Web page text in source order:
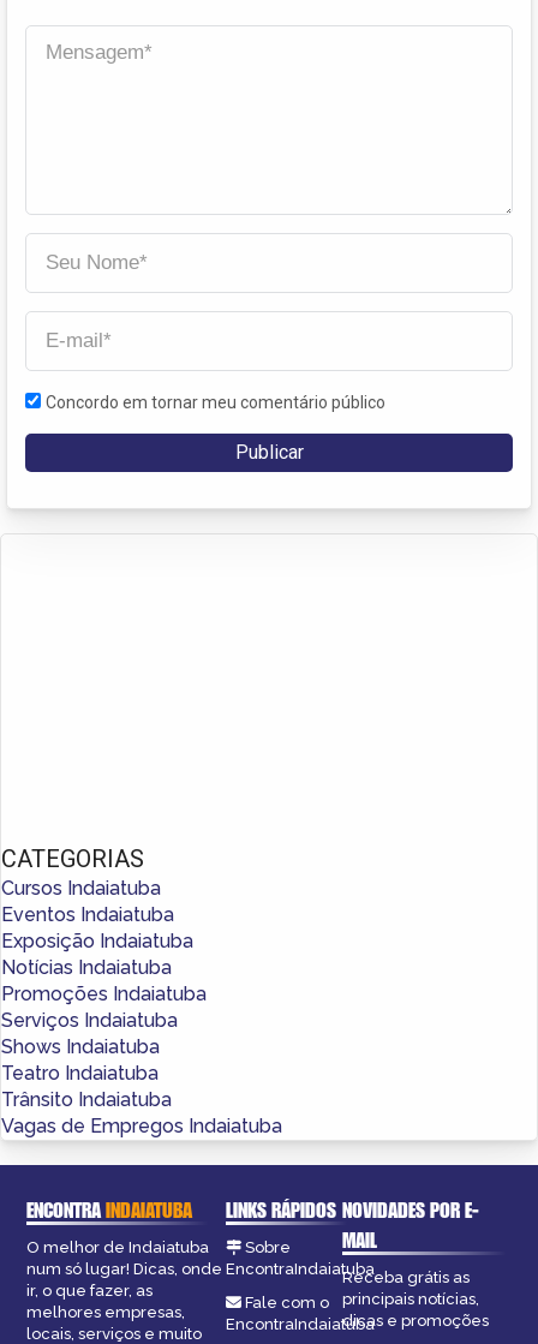
Concordo em tornar meu comentário público
CATEGORIAS
Cursos Indaiatuba
Eventos Indaiatuba
Exposição Indaiatuba
Notícias Indaiatuba
Promoções Indaiatuba
Serviços Indaiatuba
Shows Indaiatuba
Teatro Indaiatuba
Trânsito Indaiatuba
Vagas de Empregos Indaiatuba
ENCONTRAINDAIATUBA
O melhor de Indaiatuba
num só lugar! Dicas, onde
ir, o que fazer, as
melhores empresas,
locais, serviços e muito
LINKS RÁPIDOS
Sobre
EncontraIndaiatuba
Fale com o
EncontraIndaiatuba
NOVIDADES POR E-
MAIL
Receba grátis as
principais notícias,
dicas e promoções